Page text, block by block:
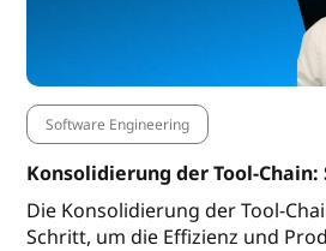
Software Engineering
Konsolidierung der Tool-
Die Konsolidierung der Tool-
Schritt, um die Effizienz und